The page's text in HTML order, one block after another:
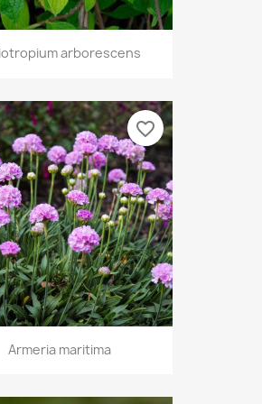
arborescens
Armeria maritima
favorite_border